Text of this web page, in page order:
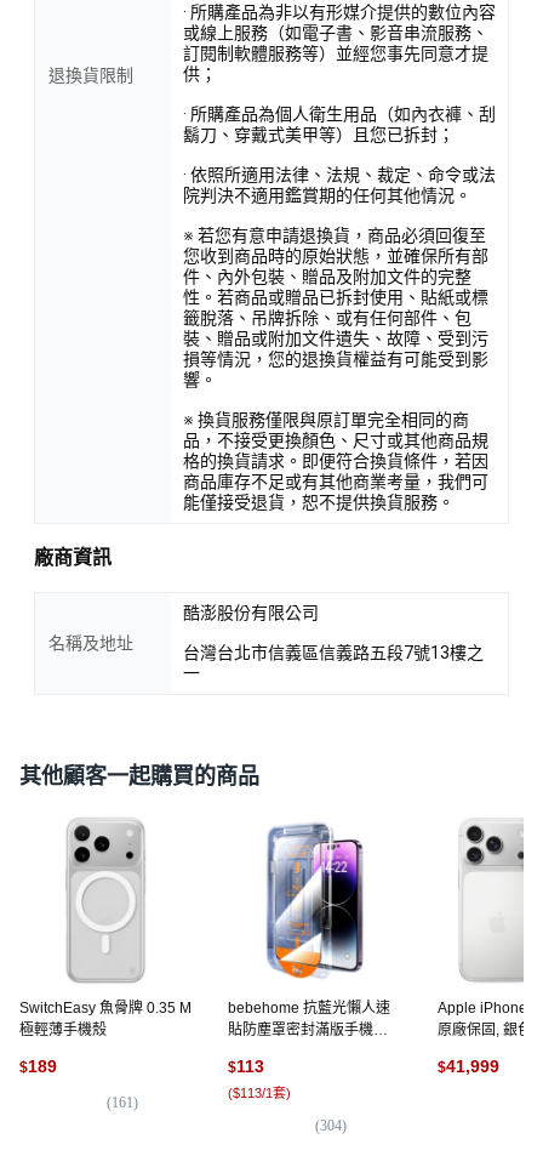
退換貨限制
· 所購產品為非以有形媒介提供的數位內容
或線上服務（如電子書、影音串流服務、
訂閱制軟體服務等）並經您事先同意才提
供；
· 所購產品為個人衛生用品（如內衣褲、刮
鬍刀、穿戴式美甲等）且您已拆封；
· 依照所適用法律、法規、裁定、命令或法
院判決不適用鑑賞期的任何其他情況。
※ 若您有意申請退換貨，商品必須回復至
您收到商品時的原始狀態，並確保所有部
件、內外包裝、贈品及附加文件的完整
性。若商品或贈品已拆封使用、貼紙或標
籤脫落、吊牌拆除、或有任何部件、包
裝、贈品或附加文件遺失、故障、受到污
損等情況，您的退換貨權益有可能受到影
響。
※ 換貨服務僅限與原訂單完全相同的商
品，不接受更換顏色、尺寸或其他商品規
格的換貨請求。即便符合換貨條件，若因
商品庫存不足或有其他商業考量，我們可
能僅接受退貨，恕不提供換貨服務。
廠商資訊
名稱及地址
酷澎股份有限公司
台灣台北市信義區信義路五段7號13樓之
一
其他顧客一起購買的商品
SwitchEasy 魚骨牌 0.35 M
極輕薄手機殼
$189
(161)
bebehome 抗藍光懶人速
貼防塵罩密封滿版手機玻
$113
($113/1套)
(304)
Apple iPhone
原廠保固, 銀色,
$41,999